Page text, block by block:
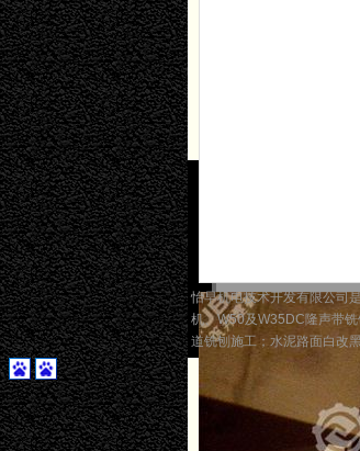
怡早机电技术开发有限公司
机、W50及W35DC隆声带
道铣刨施工；水泥路面白改